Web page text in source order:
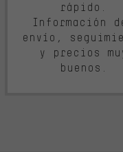
rápido.
Información
envío,
y precios
buenos.